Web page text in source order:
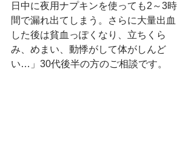
日中に夜用ナプキンを使っても2～3時
間で漏れ出てしまう。さらに大量出血
した後は貧血っぽくなり、立ちくら
み、めまい、動悸がして体がしんど
い…」30代後半の方のご相談です。